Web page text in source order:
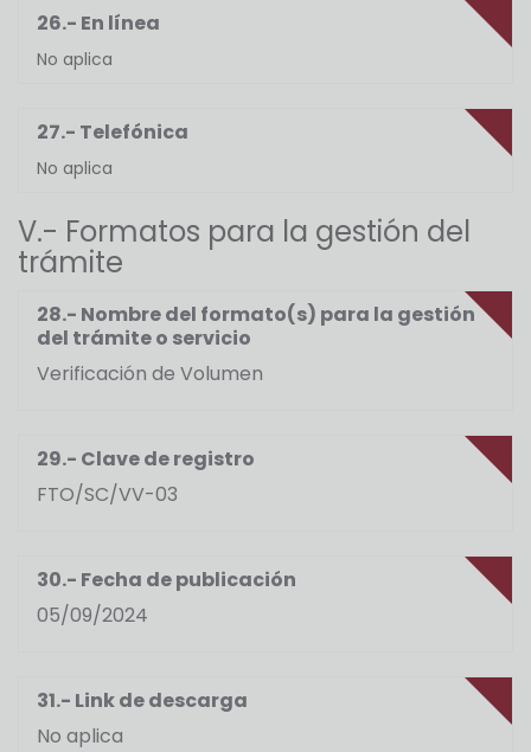
26.- En línea
No aplica
27.- Telefónica
No aplica
V.- Formatos para la gestión del
trámite
28.- Nombre del formato(s) para la gestión
del trámite o servicio
Verificación de Volumen
29.- Clave de registro
FTO/SC/VV-03
30.- Fecha de publicación
05/09/2024
31.- Link de descarga
No aplica